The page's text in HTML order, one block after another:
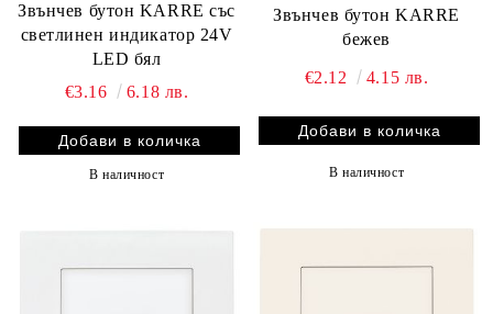
Звънчев бутон KARRE със
светлинен индикатор 24V
LED бял
€3.16
6.18 лв.
В наличност
Звънчев бутон KARRE
бежев
€2.12 4.15 лв.
В наличност